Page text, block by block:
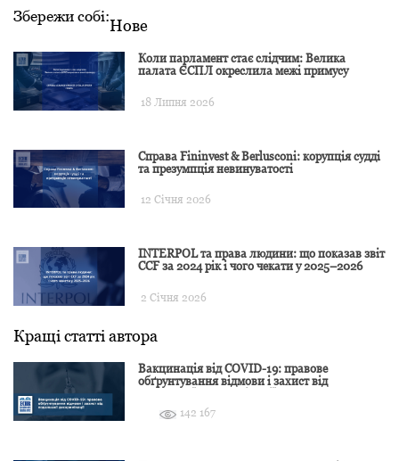
Збережи собі:Нове
Коли парламент стає слідчим: Велика
палата ЄСПЛ окреслила межі примусу
18 Липня 2026
Справа Fininvest & Berlusconi: корупція судді
та презумпція невинуватості
12 Січня 2026
INTERPOL та права людини: що показав звіт
CCF за 2024 рік і чого чекати у 2025–2026
2 Січня 2026
Кращі статті автора
Вакцинація від COVID-19: правове
обґрунтування відмови і захист від
142 167